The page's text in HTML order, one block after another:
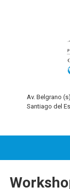
Av. Belgrano
Santiago del